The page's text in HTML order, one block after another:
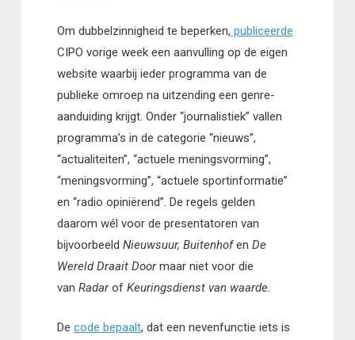
Om dubbelzinnigheid te beperken, publiceerde
CIPO vorige week een aanvulling op de eigen
website waarbij ieder programma van de
publieke omroep na uitzending een genre-
aanduiding krijgt. Onder “journalistiek” vallen
programma’s in de categorie “nieuws”,
“actualiteiten”, “actuele meningsvorming”,
“meningsvorming”, “actuele sportinformatie”
en “radio opiniërend”. De regels gelden
daarom wél voor de presentatoren van
bijvoorbeeld Nieuwsuur, Buitenhofen De
Wereld Draait Doormaar niet voor die
van Radarof Keuringsdienst van waarde.
De code bepaalt, dat een nevenfunctie iets is